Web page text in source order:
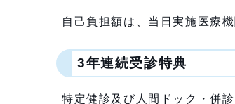
自己負担額は、当日実施医療
3年連続受診特典
特定健診及び人間ドック・併